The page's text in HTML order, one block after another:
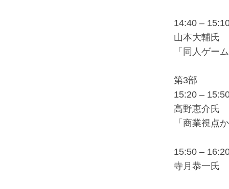
14:40 –
山本大輔氏
「同人ゲー
第3部
15:20 –
高野恵介氏
「商業視点
15:50 –
寺月恭一氏